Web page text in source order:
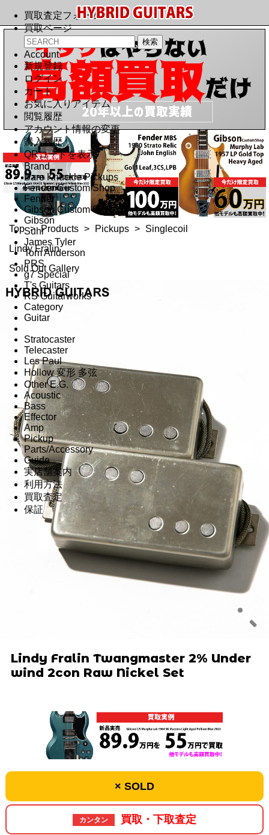
買取査定フォーム
買取ページ
Account
新規登録
ログイン
カート
お気に入りアイテム
閲覧履歴
アカウント情報の変更
購入履歴
QRコードを表示
Brand
Bare Knuckle Pickups
Fender Custom Shop
Fender
Gibson Custom Shop
Gibson
Suhr
James Tyler
Tom Anderson
PRS
g7 Special
T's Guitars
RS Guitarworks
Category
Guitar
Stratocaster
Telecaster
Les Paul
Hollow 変形 多弦
Other E.G.
Acoustic
Bass
Effector
Amp
Pickup
Parts/Accessory
Guide
実店舗案内
利用方法
買取査定
保証
Top > Products > Pickups > Singlecoil
Lindy Fralin
Sold Out Gallery
Lindy Fralin Twangmaster 2% Under
wind 2con Raw Nickel Set
× SOLD
カンタン 買取・下取査定